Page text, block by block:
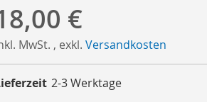
€
MwSt. , exkl. Versandkosten
2-3 Werktage